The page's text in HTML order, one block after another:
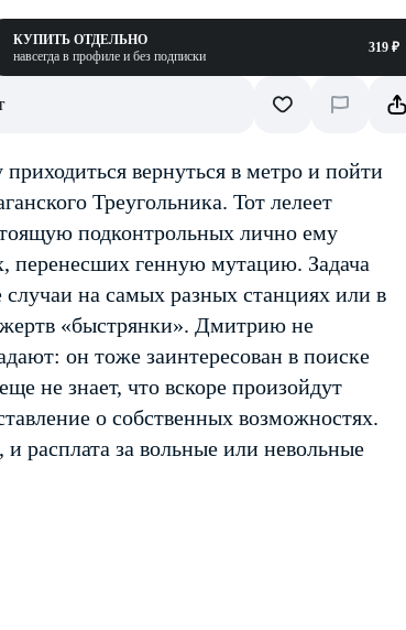
КУПИТЬ ОТДЕЛЬНО
навсегда в профиле и без подписки
319 ₽
вернуться в метро и пойти
Треугольника. Тот лелеет
подконтрольных лично ему
перенесших генную мутацию. Задача
на самых разных станциях или в
«быстрянки». Дмитрию не
он тоже заинтересован в поиске
не знает, что вскоре произойдут
о собственных возможностях.
расплата за вольные или невольные